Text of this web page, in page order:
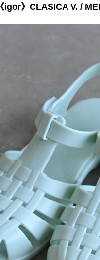
《igor》CLASICA V. /